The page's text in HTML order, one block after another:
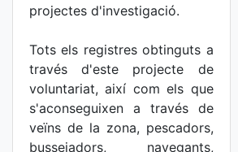
projectes d'investigació.
Tots els registres obtinguts a
través d'este projecte de
voluntariat, així com els que
s'aconseguixen a través de
veïns de la zona, pescadors,
bussejadors, navegants,